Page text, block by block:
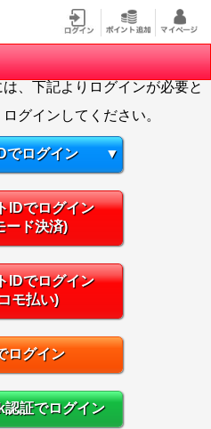
、下記よりログインが必要と
グインしてください。
でログイン ▼
IDでログイン
ード決済)
IDでログイン
モ払い)
ログイン
証でログイン